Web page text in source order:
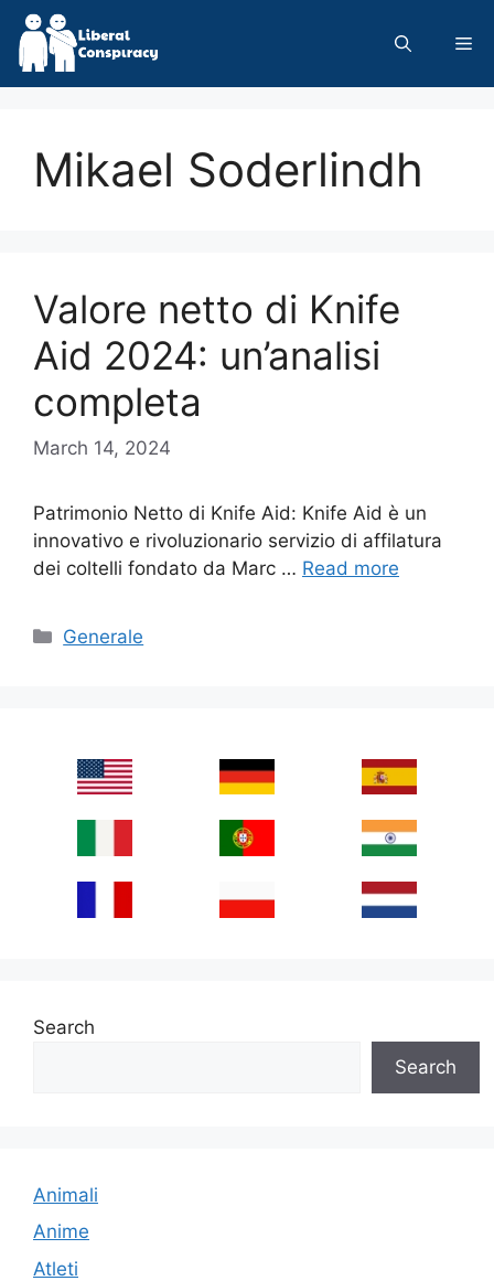
Skip
content
Mikael Soderlindh
Valore netto di Knife
Aid 2024: un’analisi
completa
March 14, 2024
Patrimonio Netto di Knife Aid: Knife Aid è un
innovativo e rivoluzionario servizio di affilatura
dei coltelli fondato da Marc … Read more
Categories
Generale
Search
Search
Animali
Anime
Atleti